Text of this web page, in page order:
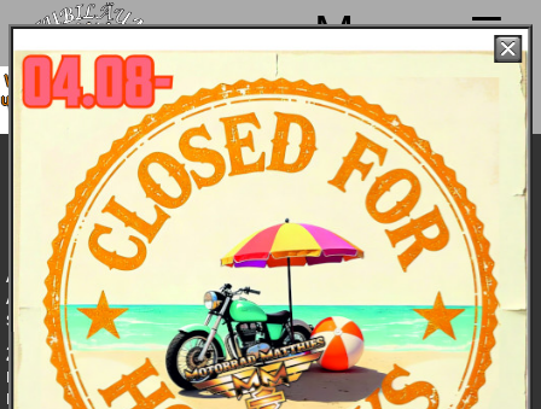
Menu
machen von 4. bis 15.08. Sommerpause
sind ab 18.08. wieder mit voller Power für
Euch da!
Street Glide 2009: Features
Features Daten
und
Preise
Bildergalerie
Auf der Street Glide gleiten Sie souverän über endlose
Asphaltbänder, während das Audiosystem die Begleitmusik
spielt.
2009 neu:Präziseres Handling, Plus an Zuladung bei noch
mehr Fahrkomfort, mehr Platz für den Beifahrer und
minimiertem Reifenverschleiß.